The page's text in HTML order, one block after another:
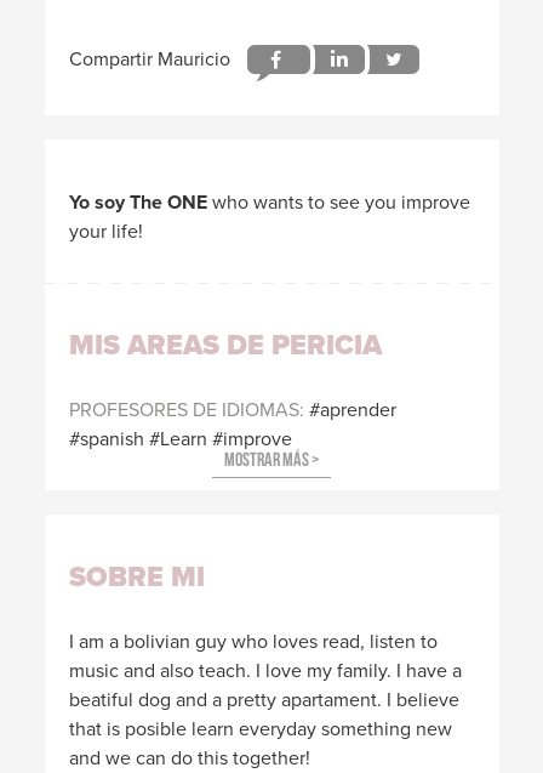
Yo soy The ONEwho wants to see you improve
your life!
MIS AREAS DE PERICIA
PROFESORES DE IDIOMAS
aprender
#spanish Learn improve
SOBRE MI
I am a bolivian guy who loves read, listen to
music and also teach. I love my family. I have a
beatiful dog and a pretty apartament. I believe
that is posible learn everyday something new
and we can do this together!